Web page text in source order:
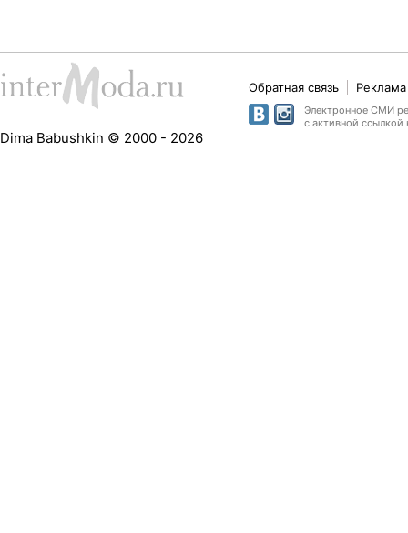
Dima Babushkin © 2000 - 2026
Обратная связь
Электронное СМИ
с активной ссылкой